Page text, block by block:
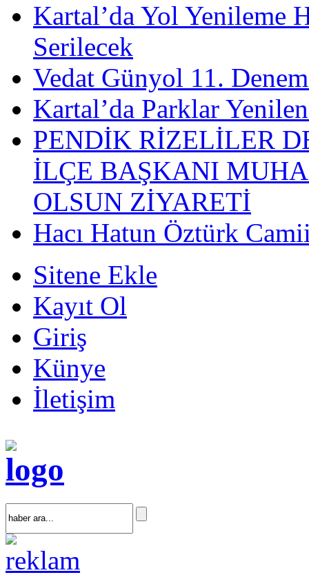
Kartal’da Yol Yenileme
Serilecek
Vedat Günyol 11.
​​Kartal’da Parklar
PENDİK RİZELİLER
İLÇE BAŞKANI
OLSUN ZİYARETİ
Hacı Hatun Öztürk
Sitene Ekle
Kayıt Ol
Giriş
Künye
İletişim